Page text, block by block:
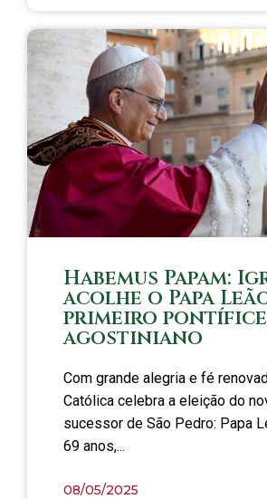
Habemus Papam:
acolhe o Papa
primeiro pontífice
agostiniano
Com grande alegria e fé
Católica celebra a eleição do
sucessor de São Pedro: Papa
69 anos,...
08/05/2025